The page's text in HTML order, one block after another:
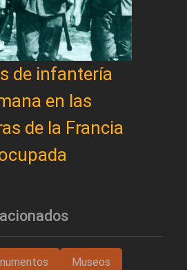
de infantería
en las
de la Francia
Museos